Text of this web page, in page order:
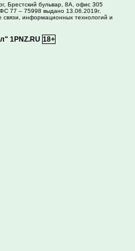
Брестский бульвар, 8А, офис 305
77 – 75998 выдано 13.06.2019г.
информационных технологий и
1PNZ.RU 18+